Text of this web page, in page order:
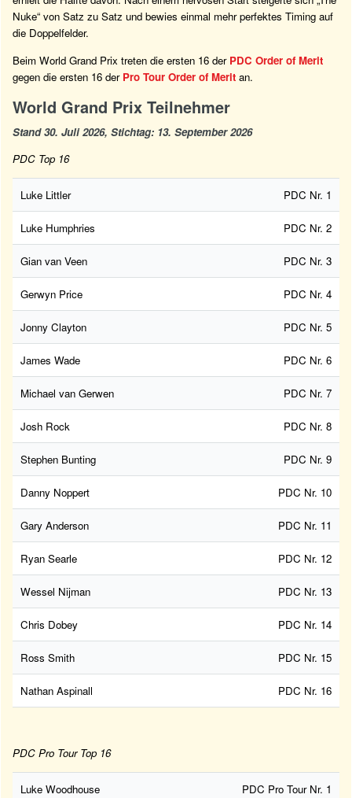
Nuke“ von Satz zu Satz und bewies einmal mehr perfektes Timing auf
die Doppelfelder.
Beim World Grand Prix treten die ersten 16 der PDC Order of Merit
gegen die ersten 16 der Pro Tour Order of Merit an.
World Grand Prix Teilnehmer
Stand 30. Juli 2026, Stichtag: 13. September 2026
PDC Top 16
Luke Littler PDC Nr. 1
Luke Humphries PDC Nr. 2
Gian van Veen PDC Nr. 3
Gerwyn Price PDC Nr. 4
Jonny Clayton PDC Nr. 5
James Wade PDC Nr. 6
Michael van Gerwen PDC Nr. 7
Josh Rock PDC Nr. 8
Stephen Bunting PDC Nr. 9
Danny Noppert PDC Nr. 10
Gary Anderson PDC Nr. 11
Ryan Searle PDC Nr. 12
Wessel Nijman PDC Nr. 13
Chris Dobey PDC Nr. 14
Ross Smith PDC Nr. 15
Nathan Aspinall PDC Nr. 16
PDC Pro Tour Top 16
Luke Woodhouse PDC Pro Tour Nr. 1